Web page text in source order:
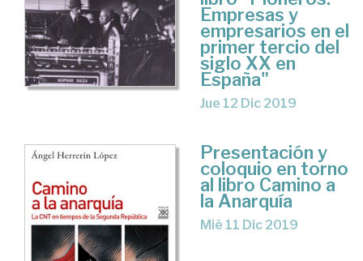
Empresas y
empresarios en el
primer tercio del
siglo XX en
España"
Jue 12 Dic 2019
Presentación y
coloquio en torno
al libro Camino a
la Anarquía
Mié 11 Dic 2019